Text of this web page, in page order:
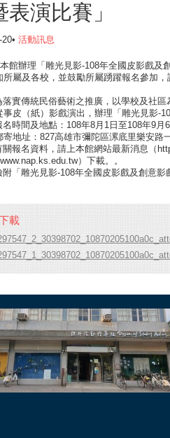
表演比賽」
活動訊息
館辦理「雕光見影-108年全國皮影戲及
所屬及各校，並鼓勵所屬踴躍報名參加，
落實傳統民俗藝術之推廣，以學校及社
事皮（紙）影戲演出，辦理「雕光見影-
時間及地點：108年8月1日至108年9
寄地址：827高雄市彌陀區漯底里樂安路
關報名資料，請上本館網站最新消息（
www.nap.ks.edu.tw）下載。。
「雕光見影-108年全國皮影戲及創意影
載